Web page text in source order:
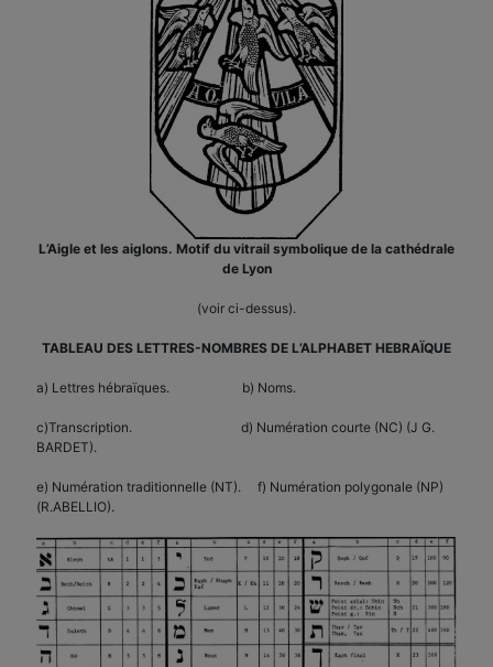
L’Aigle et les aiglons. Motif du vitrail symbolique de la cathédrale
de Lyon
(voir ci-dessus).
TABLEAU DES LETTRES-NOMBRES DE L’ALPHABET HEBRAÏQUE
a) Lettres hébraïques. b) Noms.
c)Transcription. d) Numération courte (NC) (J G.
BARDET).
e) Numération traditionnelle (NT). f) Numération polygonale (NP)
(R.ABELLIO).